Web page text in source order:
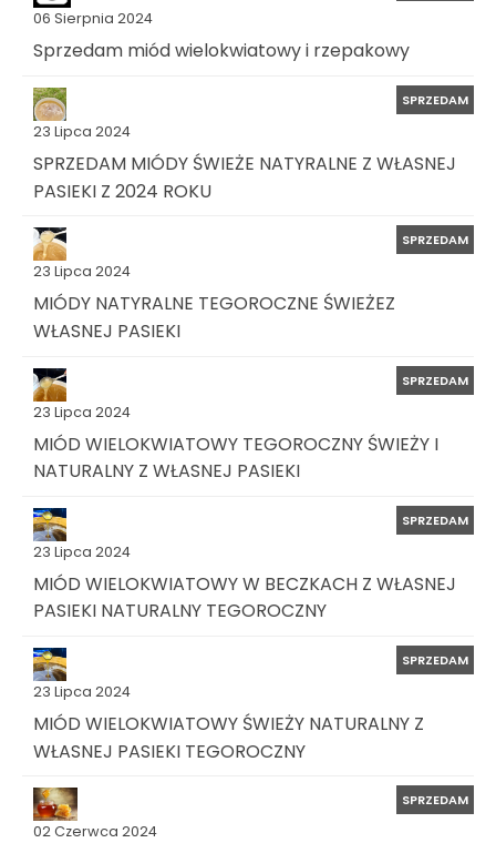
06 Sierpnia 2024
Sprzedam miód wielokwiatowy i rzepakowy
23 Lipca 2024
SPRZEDAM
SPRZEDAM MIÓDY ŚWIEŻE NATYRALNE Z WŁASNEJ
PASIEKI Z 2024 ROKU
23 Lipca 2024
SPRZEDAM
MIÓDY NATYRALNE TEGOROCZNE ŚWIEŻEZ
WŁASNEJ PASIEKI
23 Lipca 2024
SPRZEDAM
MIÓD WIELOKWIATOWY TEGOROCZNY ŚWIEŻY I
NATURALNY Z WŁASNEJ PASIEKI
23 Lipca 2024
SPRZEDAM
MIÓD WIELOKWIATOWY W BECZKACH Z WŁASNEJ
PASIEKI NATURALNY TEGOROCZNY
23 Lipca 2024
SPRZEDAM
MIÓD WIELOKWIATOWY ŚWIEŻY NATURALNY Z
WŁASNEJ PASIEKI TEGOROCZNY
02 Czerwca 2024
SPRZEDAM